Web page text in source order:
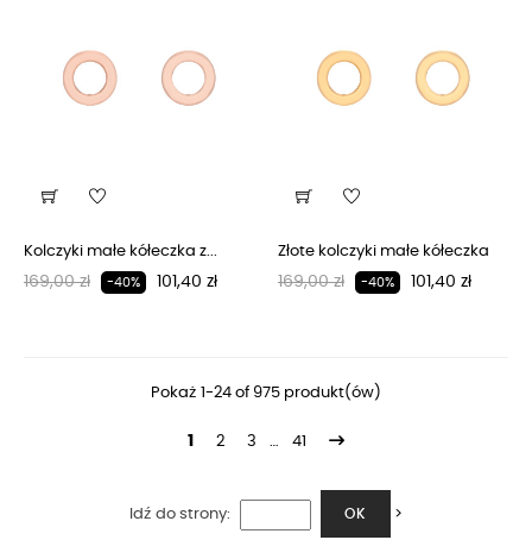
Kolczyki małe kółeczka z...
Regularna cena
169,00 zł -40% Cena
101,40 zł
Złote kolczyki małe kółeczka
Regularna cena
169,00 zł -40% Cena
101,40 zł
Pokaż 1-24 of 975 produkt(ów)
1 2 3 … 41
Idź do strony: OK >